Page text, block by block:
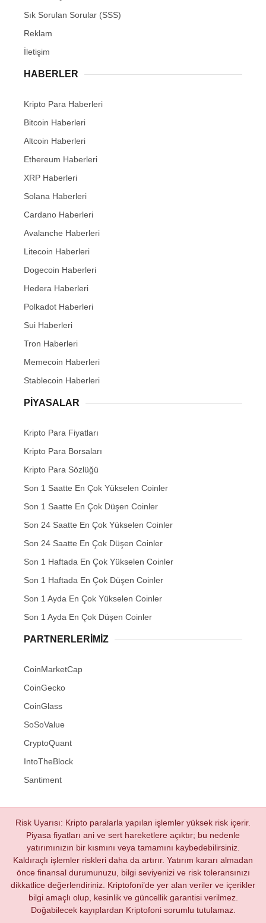
Sık Sorulan Sorular (SSS)
Reklam
İletişim
HABERLER
Kripto Para Haberleri
Bitcoin Haberleri
Altcoin Haberleri
Ethereum Haberleri
XRP Haberleri
Solana Haberleri
Cardano Haberleri
Avalanche Haberleri
Litecoin Haberleri
Dogecoin Haberleri
Hedera Haberleri
Polkadot Haberleri
Sui Haberleri
Tron Haberleri
Memecoin Haberleri
Stablecoin Haberleri
PIYASALAR
Kripto Para Fiyatları
Kripto Para Borsaları
Kripto Para Sözlüğü
Son 1 Saatte En Çok Yükselen Coinler
Son 1 Saatte En Çok Düşen Coinler
Son 24 Saatte En Çok Yükselen Coinler
Son 24 Saatte En Çok Düşen Coinler
Son 1 Haftada En Çok Yükselen Coinler
Son 1 Haftada En Çok Düşen Coinler
Son 1 Ayda En Çok Yükselen Coinler
Son 1 Ayda En Çok Düşen Coinler
PARTNERLERIMIZ
CoinMarketCap
CoinGecko
CoinGlass
SoSoValue
CryptoQuant
IntoTheBlock
Santiment
Risk Uyarısı: Kripto paralarla yapılan işlemler yüksek risk içerir.
Piyasa fiyatları ani ve sert hareketlere açıktır; bu nedenle
yatırımınızın bir kısmını veya tamamını kaybedebilirsiniz.
Kaldıraçlı işlemler riskleri daha da artırır. Yatırım kararı almadan
önce finansal durumunuzu, bilgi seviyenizi ve risk toleransınızı
dikkatlice değerlendiriniz. Kriptofoni’de yer alan veriler ve içerikler
bilgi amaçlı olup, kesinlik ve güncellik garantisi verilmez.
Doğabilecek kayıplardan Kriptofoni sorumlu tutulamaz.